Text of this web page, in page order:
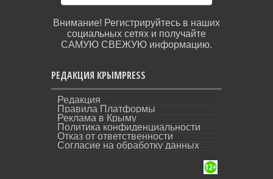
Внимание! Регистрируйтесь в наших
социальных сетях и получайте
САМУЮ СВЕЖУЮ информацию.
РЕДАКЦИЯ КРЫМPRESS
Редакция
Правила Платформы
Реклама в Крыму
Политика конфиденциальности
Отказ от ответственности
Согласие на обработку данных